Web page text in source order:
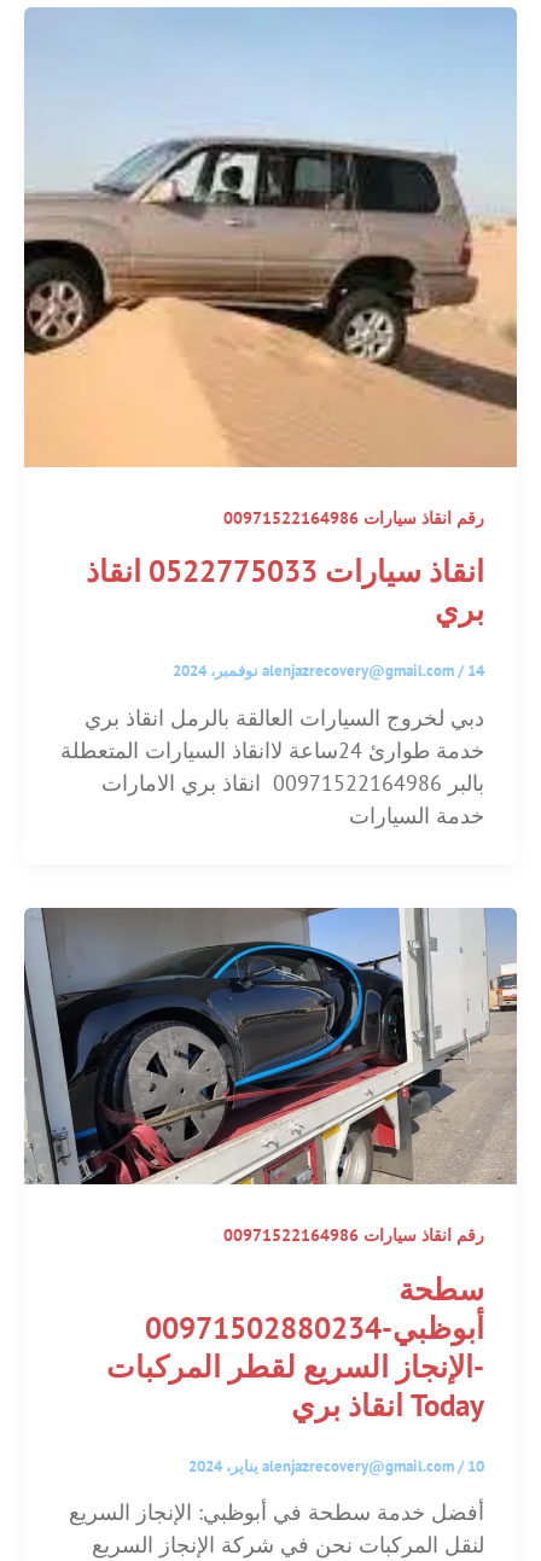
رقم انقاذ سيارات 00971522164986
انقاذ سيارات 0522775033 انقاذ
بري
alenjazrecovery@gmail.com/14 نوفمبر، 2024
دبي لخروج السيارات العالقة بالرمل انقاذ بري
خدمة طوارئ 24ساعة لاانقاذ السيارات المتعطلة
بالبر 00971522164986 انقاذ بري الامارات
خدمة السيارات
رقم انقاذ سيارات 00971522164986
سطحة
أبوظبي-00971502880234
-الإنجاز السريع لقطر المركبات
Today انقاذ بري
alenjazrecovery@gmail.com/10 يناير، 2024
أفضل خدمة سطحة في أبوظبي: الإنجاز السريع
لنقل المركبات نحن في شركة الإنجاز السريع